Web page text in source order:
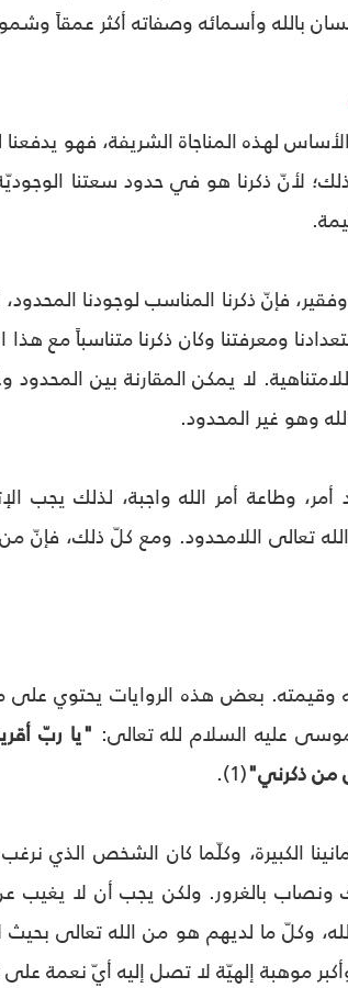
بالله وأسمائه وصفاته أكثر عمقاً
لهذه المناجاة الشريفة، فهو يدفعنا
ذلك؛ لأنّ ذكرنا هو في حدود سعتنا
فإنّ ذكرنا المناسب لوجودنا
ومعرفتنا وكان ذكرنا متناسباً مع هذا
لا يمكن المقارنة بين المحدود
وهو غير المحدود.
وطاعة أمر الله واجبة، لذلك يجب
الله تعالى اللامحدود. ومع كلّ ذلك، فإنّ
وقيمته. بعض هذه الروايات يحتوي
عليه السلام لله تعالى: "يا ربّ
من ذكرني"(1).
الكبيرة، وكلّما كان الشخص الذي
بالغرور. ولكن يجب أن لا يغيب عن
وكلّ ما لديهم هو من الله تعالى
موهبة إلهيّة لا تصل إليه أيّ نعمة